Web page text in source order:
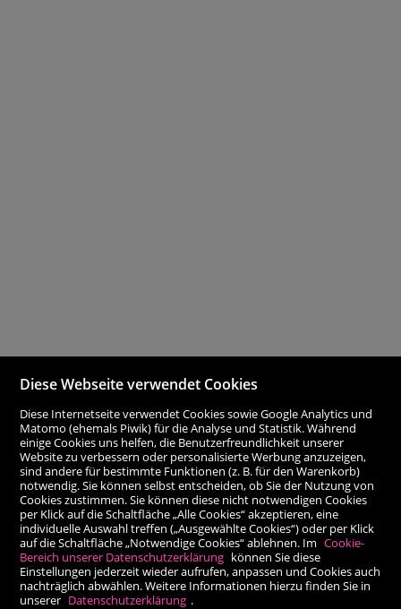
Diese Webseite verwendet Cookies
Diese Internetseite verwendet Cookies sowie Google Analytics und
Matomo (ehemals Piwik) für die Analyse und Statistik. Während
einige Cookies uns helfen, die Benutzerfreundlichkeit unserer
Website zu verbessern oder personalisierte Werbung anzuzeigen,
sind andere für bestimmte Funktionen (z. B. für den Warenkorb)
notwendig. Sie können selbst entscheiden, ob Sie der Nutzung von
Cookies zustimmen. Sie können diese nicht notwendigen Cookies
per Klick auf die Schaltfläche „Alle Cookies“ akzeptieren, eine
individuelle Auswahl treffen („Ausgewählte Cookies“) oder per Klick
auf die Schaltfläche „Notwendige Cookies“ ablehnen. Im Cookie-
Bereich unserer Datenschutzerklärung können Sie diese
Einstellungen jederzeit wieder aufrufen, anpassen und Cookies auch
nachträglich abwählen. Weitere Informationen hierzu finden Sie in
unserer Datenschutzerklärung .